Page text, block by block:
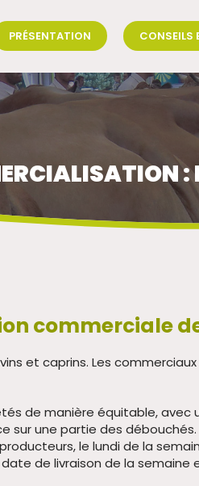
PRÉSENTATION CONSEILS
:
commerciale
et caprins. Les
de manière équitable,
sur une partie des
le lundi de la
de livraison de la semaine